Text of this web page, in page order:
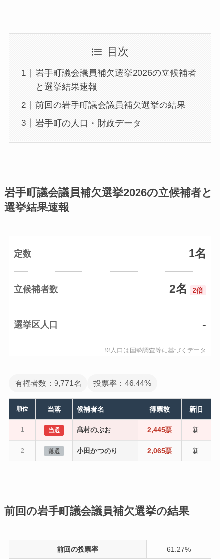
目次
岩手町議会議員補欠選挙2026の立候補者
と選挙結果速報
前回の岩手町議会議員補欠選挙の結果
岩手町の人口・財政データ
岩手町議会議員補欠選挙2026の立候補者と
選挙結果速報
定数 1名
立候補者数 2名 2倍
選挙区人口 -
※人口は国勢調査等に基づくデータ
有権者数：9,771名 投票率：46.44%
順位 当落 候補者名 得票数 新旧
1 当選 髙村のぶお 2,445票 新
2 落選 小田かつのり 2,065票 新
前回の岩手町議会議員補欠選挙の結果
前回の投票率 61.27%